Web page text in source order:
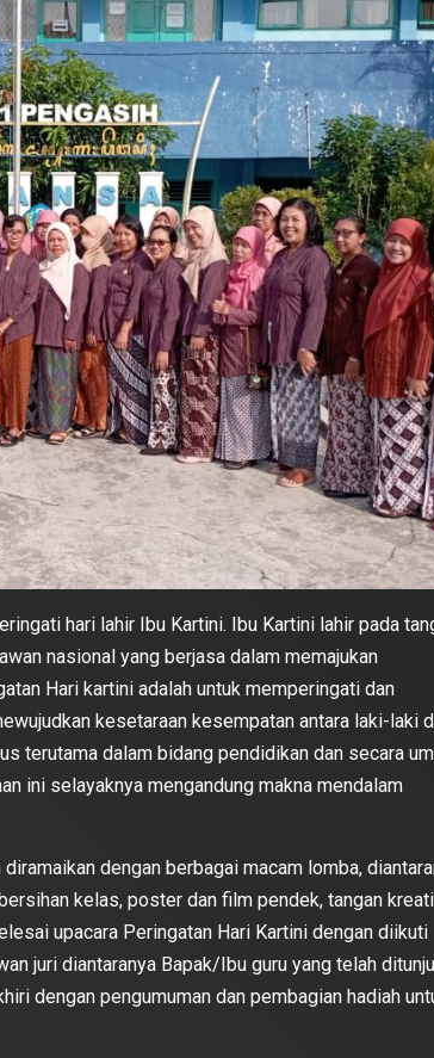
hari lahir Ibu Kartini. Ibu Kartini lahir pada
nasional yang berjasa dalam memajukan
Hari kartini adalah untuk memperingati dan
kesetaraan kesempatan antara laki-laki
terutama dalam bidang pendidikan dan secara
ini selayaknya mengandung makna mendalam
dengan berbagai macam lomba,
kelas, poster dan film pendek, tangan
upacara Peringatan Hari Kartini dengan diikuti
juri diantaranya Bapak/Ibu guru yang telah
dengan pengumuman dan pembagian hadiah